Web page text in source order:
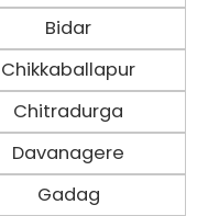
Bidar
Chikkaballapur
Chitradurga
Davanagere
Gadag